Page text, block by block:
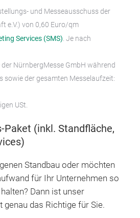
und Messeausschuss der
e.V.) von 0,60 Euro/qm
Services (SMS) . Je nach
NürnbergMesse GmbH während
sowie der gesamten Messelaufzeit:
USt.
Paket (inkl. Standfläche,
Standbau oder möchten
für Ihr Unternehmen so
Dann ist unser
genau das Richtige für Sie.